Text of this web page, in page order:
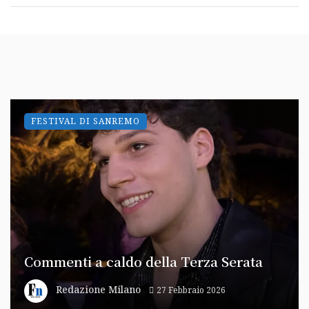
Commenti a caldo della Terza Serata
Redazione Milano 27 Febbraio 2026
FESTIVAL DI SANREMO